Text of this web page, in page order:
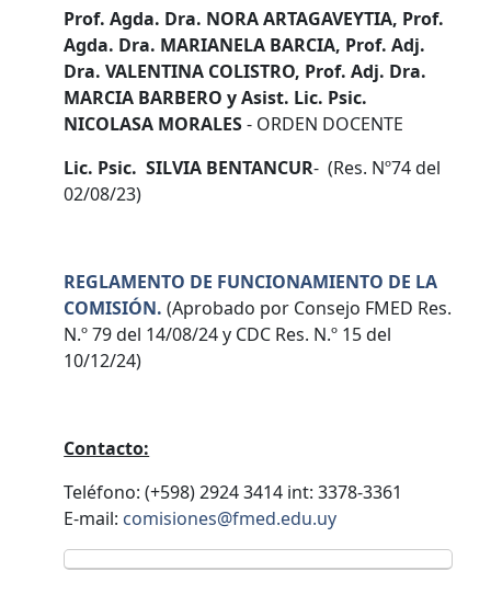
Prof. Agda. Dra. NORA ARTAGAVEYTIA, Prof.
Agda. Dra. MARIANELA BARCIA, Prof. Adj.
Dra. VALENTINA COLISTRO, Prof. Adj. Dra.
MARCIA BARBERO y Asist. Lic. Psic.
NICOLASA MORALES- ORDEN DOCENTE
Lic. Psic. SILVIA BENTANCUR- (Res. Nº74 del
02/08/23)
REGLAMENTO DE FUNCIONAMIENTO DE LA
COMISIÓN. (Aprobado por Consejo FMED Res.
N.º 79 del 14/08/24 y CDC Res. N.º 15 del
10/12/24)
Contacto:
Teléfono: (+598) 2924 3414 int: 3378-3361
E-mail: comisiones@fmed.edu.uy